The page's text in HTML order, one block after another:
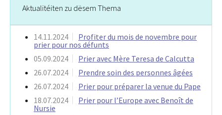
Aktualitéiten zu dësem Thema
14.11.2024
Profiter du mois de novembre pour
prier pour nos défunts
05.09.2024
Prier avec Mère Teresa de Calcutta
26.07.2024
Prendre soin des personnes âgées
26.07.2024
Prier pour préparer la venue du Pape
18.07.2024
Prier pour l’Europe avec Benoît de
Nursie